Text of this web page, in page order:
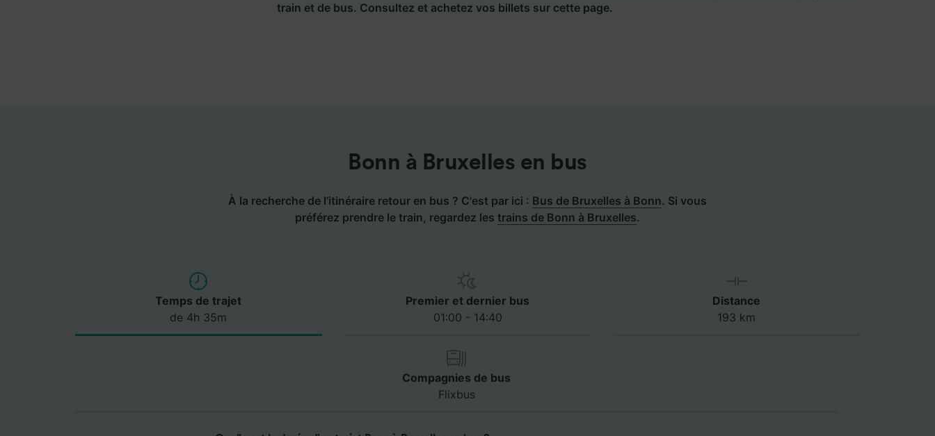
train et de bus. Consultez et achetez vos billets sur cette page.
Bonn à Bruxelles en bus
À la recherche de l’itinéraire retour en bus ? C'est par ici : Bus de Bruxelles à Bonn. Si vous
préférez prendre le train, regardez les trains de Bonn à Bruxelles.
Temps de trajet
de 4h 35m
Premier et dernier bus
01:00 - 14:40
Distance
193 km
Compagnies de bus
Flixbus